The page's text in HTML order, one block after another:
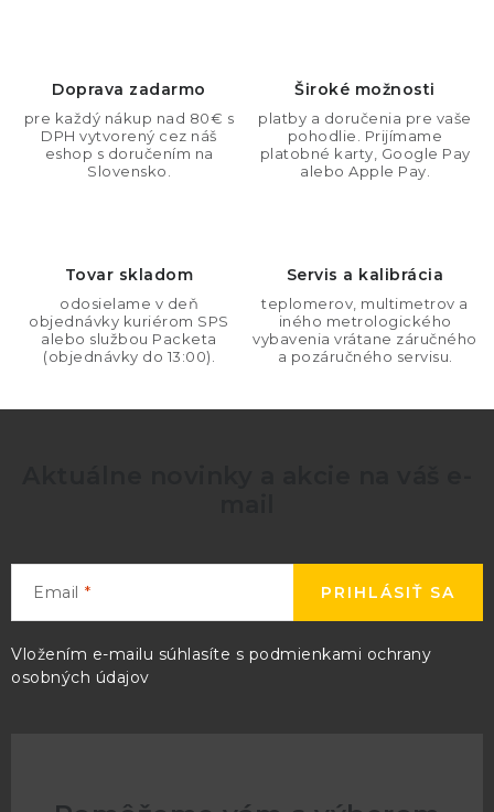
i
Doprava zadarmo
pre každý nákup nad 80€ s
DPH vytvorený cez náš
eshop s doručením na
Slovensko.
Široké možnosti
platby a doručenia pre vaše
pohodlie. Prijímame
platobné karty, Google Pay
alebo Apple Pay.
Tovar skladom
odosielame v deň
objednávky kuriérom SPS
alebo službou Packeta
(objednávky do 13:00).
Servis a kalibrácia
teplomerov, multimetrov a
iného metrologického
vybavenia vrátane záručného
a pozáručného servisu.
Email
Vložením e-mailu súhlasíte s podmienkami ochrany
osobných údajov
PRIHLÁSIŤ SA